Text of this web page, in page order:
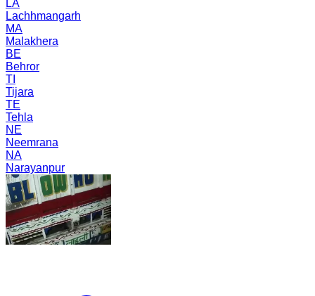
LA
Lachhmangarh
MA
Malakhera
BE
Behror
TI
Tijara
TE
Tehla
NE
Neemrana
NA
Narayanpur